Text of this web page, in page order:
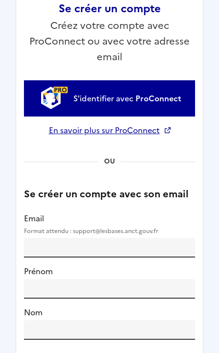
Se créer un compte
Créez votre compte avec
ProConnect ou avec votre adresse
email
S'identifier avec ProConnect
En savoir plus sur ProConnect
OU
Se créer un compte avec son email
Email
Format attendu : support@lesbases.anct.gouv.fr
Prénom
Nom